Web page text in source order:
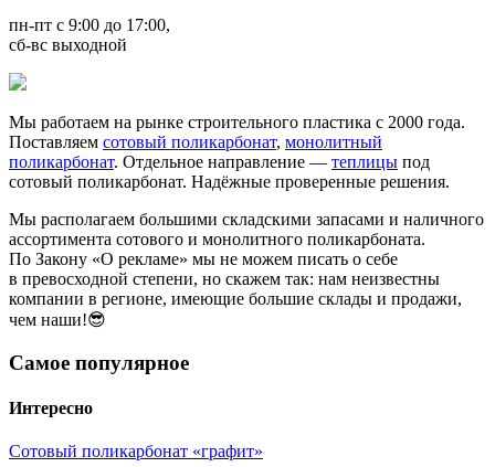
пн-пт с 9:00 до 17:00,
сб-вс выходной
Мы работаем на рынке строительного пластика с 2000 года.
Поставляем сотовый поликарбонат, монолитный
поликарбонат. Отдельное направление — теплицы под
сотовый поликарбонат. Надёжные проверенные решения.
Мы располагаем большими складскими запасами и наличного
ассортимента сотового и монолитного поликарбоната.
По Закону «О рекламе» мы не можем писать о себе
в превосходной степени, но скажем так: нам неизвестны
компании в регионе, имеющие большие склады и продажи,
чем наши!😎
Самое популярное
Интересно
Сотовый поликарбонат «графит»